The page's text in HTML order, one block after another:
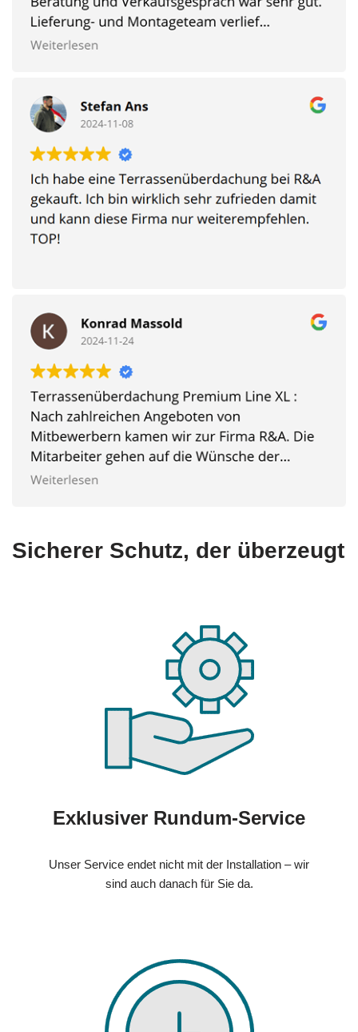
Sicherer Schutz, der überzeugt
Exklusiver Rundum-Service
Unser Service endet nicht mit der Installation – wir
sind auch danach für Sie da.